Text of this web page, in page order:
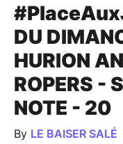
DU
HURION
ROPERS -
NOTE - 20
By LE BAISER SALÉ